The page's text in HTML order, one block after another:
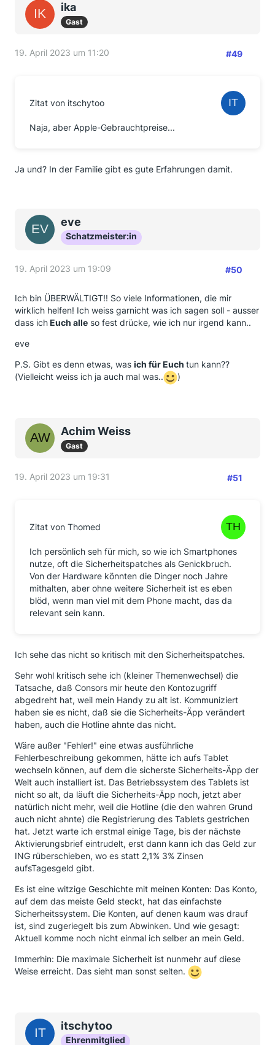
ika
Gast
19. April 2023 um 11:20 #49
Zitat von itschytoo
Naja, aber Apple-Gebrauchtpreise...
Ja und? In der Familie gibt es gute Erfahrungen damit.
eve
Schatzmeister:in
19. April 2023 um 19:09 #50
Ich bin ÜBERWÄLTIGT!! So viele Informationen, die mir
wirklich helfen! Ich weiss garnicht was ich sagen soll - ausser
dass ichEuch alle so fest drücke, wie ich nur irgend kann..
eve
P.S. Gibt es denn etwas, was ich für Euch tun kann??
(Vielleicht weiss ich ja auch mal was..
)
Achim Weiss
Gast
19. April 2023 um 19:31 #51
Zitat von Thomed
Ich persönlich seh für mich, so wie ich Smartphones
nutze, oft die Sicherheitspatches als Genickbruch.
Von der Hardware könnten die Dinger noch Jahre
mithalten, aber ohne weitere Sicherheit ist es eben
blöd, wenn man viel mit dem Phone macht, das da
relevant sein kann.
Ich sehe das nicht so kritisch mit den Sicherheitspatches.
Sehr wohl kritisch sehe ich (kleiner Themenwechsel) die
Tatsache, daß Consors mir heute den Kontozugriff
abgedreht hat, weil mein Handy zu alt ist. Kommuniziert
haben sie es nicht, daß sie die Sicherheits-Äpp verändert
haben, auch die Hotline ahnte das nicht.
Wäre außer "Fehler!" eine etwas ausführliche
Fehlerbeschreibung gekommen, hätte ich aufs Tablet
wechseln können, auf dem die sicherste Sicherheits-Äpp der
Welt auch installiert ist. Das Betriebssystem des Tablets ist
nicht so alt, da läuft die Sicherheits-Äpp noch, jetzt aber
natürlich nicht mehr, weil die Hotline (die den wahren Grund
auch nicht ahnte) die Registrierung des Tablets gestrichen
hat. Jetzt warte ich erstmal einige Tage, bis der nächste
Aktivierungsbrief eintrudelt, erst dann kann ich das Geld zur
ING rüberschieben, wo es statt 2,1% 3% Zinsen
aufsTagesgeld gibt.
Es ist eine witzige Geschichte mit meinen Konten: Das Konto,
auf dem das meiste Geld steckt, hat das einfachste
Sicherheitssystem. Die Konten, auf denen kaum was drauf
ist, sind zugeriegelt bis zum Abwinken. Und wie gesagt:
Aktuell komme noch nicht einmal ich selber an mein Geld.
Immerhin: Die maximale Sicherheit ist nunmehr auf diese
Weise erreicht. Das sieht man sonst selten.
itschytoo
Ehrenmitglied